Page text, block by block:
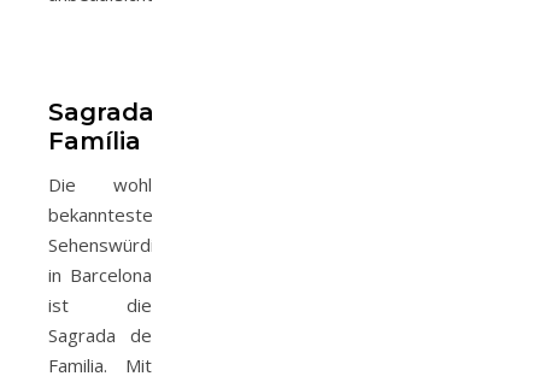
Sagrada
Família
Die wohl
bekannteste
Sehenswürdigkeit
in Barcelona
ist die
Sagrada de
Familia. Mit